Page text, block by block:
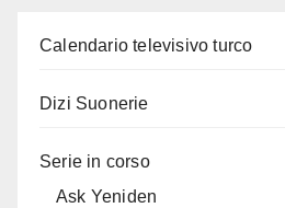
Calendario televisivo turco
Dizi Suonerie
Serie in corso
Ask Yeniden